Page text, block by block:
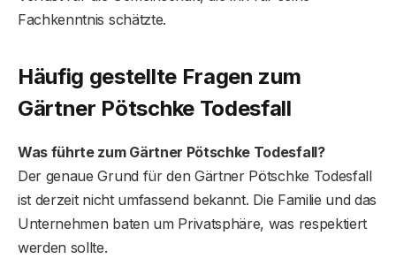
Fachkenntnis schätzte.
Häufig gestellte Fragen zum
Gärtner Pötschke Todesfall
Was führte zum Gärtner Pötschke Todesfall?
Der genaue Grund für den Gärtner Pötschke Todesfall
ist derzeit nicht umfassend bekannt. Die Familie und das
Unternehmen baten um Privatsphäre, was respektiert
werden sollte.